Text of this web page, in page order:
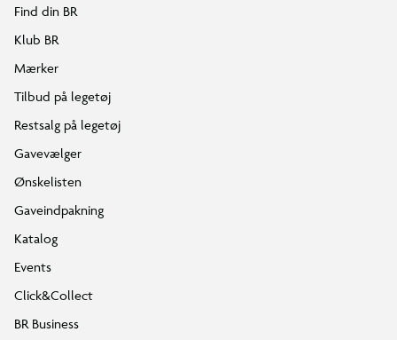
Find din BR
Klub BR
Mærker
Tilbud på legetøj
Restsalg på legetøj
Gavevælger
Ønskelisten
Gaveindpakning
Katalog
Events
Click&Collect
BR Business